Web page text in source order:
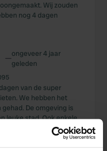
Wij zouden
nog 4 dagen
—ongeveer 4 jaar
geleden
van de super
We hebben het
De omgeving is
leuke stad. Ook enkele
ook de Last Post